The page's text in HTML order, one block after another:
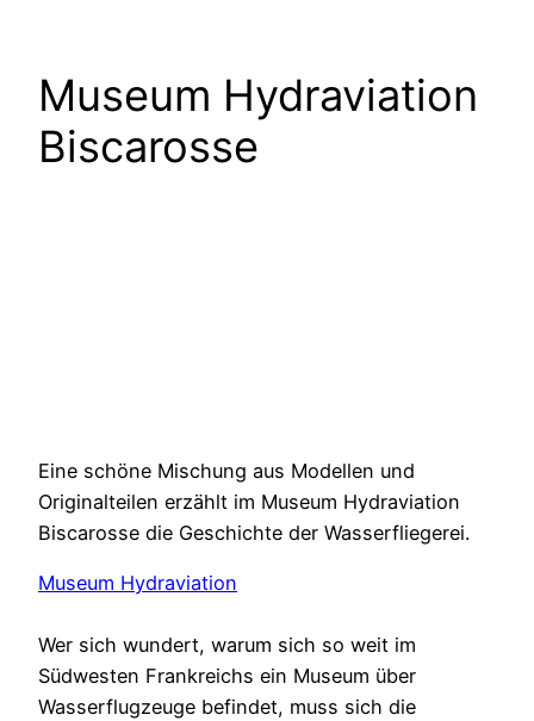
Museum Hydraviation
Biscarosse
Eine schöne Mischung aus Modellen und
Originalteilen erzählt im Museum Hydraviation
Biscarosse die Geschichte der Wasserfliegerei.
Museum Hydraviation
Wer sich wundert, warum sich so weit im
Südwesten Frankreichs ein Museum über
Wasserflugzeuge befindet, muss sich die